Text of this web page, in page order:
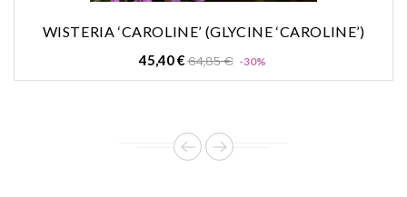
WISTERIA ‘CAROLINE’ (GLYCINE ‘CAROLINE’)
45,40 €Prix
64,85 € -30%